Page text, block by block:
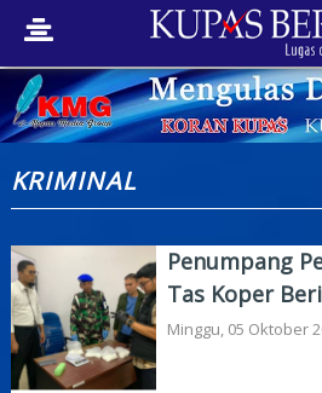
KRIMINAL
Penumpang
Tas Koper
Bandara SSK II
Minggu, 05 Oktober